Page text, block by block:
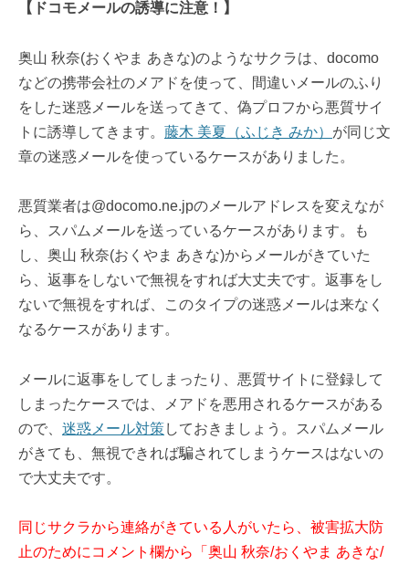
【ドコモメールの誘導に注意！】
奥山 秋奈(おくやま あきな)のようなサクラは、docomo
などの携帯会社のメアドを使って、間違いメールのふり
をした迷惑メールを送ってきて、偽プロフから悪質サイ
トに誘導してきます。 藤木 美夏（ふじき みか） が同じ文
章の迷惑メールを使っているケースがありました。
悪質業者は@docomo.ne.jpのメールアドレスを変えなが
ら、スパムメールを送っているケースがあります。も
し、奥山 秋奈(おくやま あきな)からメールがきていた
ら、返事をしないで無視をすれば大丈夫です。返事をし
ないで無視をすれば、このタイプの迷惑メールは来なく
なるケースがあります。
メールに返事をしてしまったり、悪質サイトに登録して
しまったケースでは、メアドを悪用されるケースがある
ので、 迷惑メール対策しておきましょう。スパムメール
がきても、無視できれば騙されてしまうケースはないの
で大丈夫です。
同じサクラから連絡がきている人がいたら、被害拡大防
止のためにコメント欄から「奥山 秋奈/おくやま あきな/